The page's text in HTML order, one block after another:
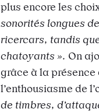
plus encore les
sonorités longues
ricercars, tandis
chatoyants ». On
grâce à la
l’enthousiasme de
de timbres,